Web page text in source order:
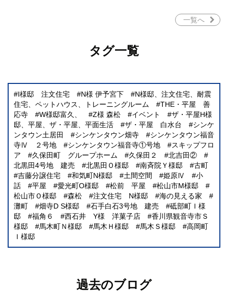
一覧へ
タグ一覧
I様邸 注文住宅 N様 伊予宮下
N様邸、注文住宅、耐震
住宅、ペットハウス、トレーニングルーム
THE・平屋 善
応寺
W様邸富久、 Z様 森松 イベント
ザ・平屋H様
邸、平屋、ザ・平屋、平面生活
ザ・平屋 白水台
シンケ
ンタウン土居田
シンケンタウン畑寺
シンケンタウン福音
寺Ⅳ ２号地
シンケンタウン福音寺①号地
スキップフロ
ア
久保田町 グループホーム 久保田２
北吉田②
北黒田4号地 建売
北黒田Ｏ様邸 南斉院Ｙ様邸
古町
吉藤分譲住宅
和気町N様邸 土間空間 姫原Ⅳ
小
話
平屋 愛光町O様邸 松前 平屋
松山市M様邸
松山市Ｏ様邸
森松 注文住宅 N様邸
海の見える家
灘町
畑寺D S様邸 石手白石3号地 建売
砥部町Ｉ様
邸
福角６ 西石井 Y様 洋菓子店
香川県観音寺市Ｓ
様邸
馬木町Ｎ様邸 馬木Ｈ様邸 馬木Ｓ様邸
高岡町
Ｉ様邸
過去のブログ